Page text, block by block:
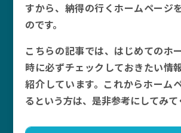
すから、納得の行くホームページ
のです。
こちらの記事では、はじめてのホ
時に必ずチェックしておきたい情
紹介しています。これからホーム
るという方は、是非参考にしてみて